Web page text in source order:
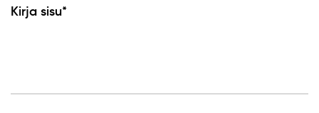
Kirja sisu*